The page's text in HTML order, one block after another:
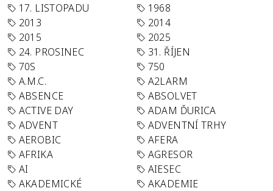
17. LISTOPADU
1968
2013
2014
2015
2025
24. PROSINEC
31. ŘÍJEN
70S
750
A.M.C.
A2LARM
ABSENCE
ABSOLVET
ACTIVE DAY
ADAM ĎURICA
ADVENT
ADVENTNÍ TRHY
AEROBIC
AFERA
AFRIKA
AGRESOR
AI
AIESEC
AKADEMICKÉ
AKADEMIE